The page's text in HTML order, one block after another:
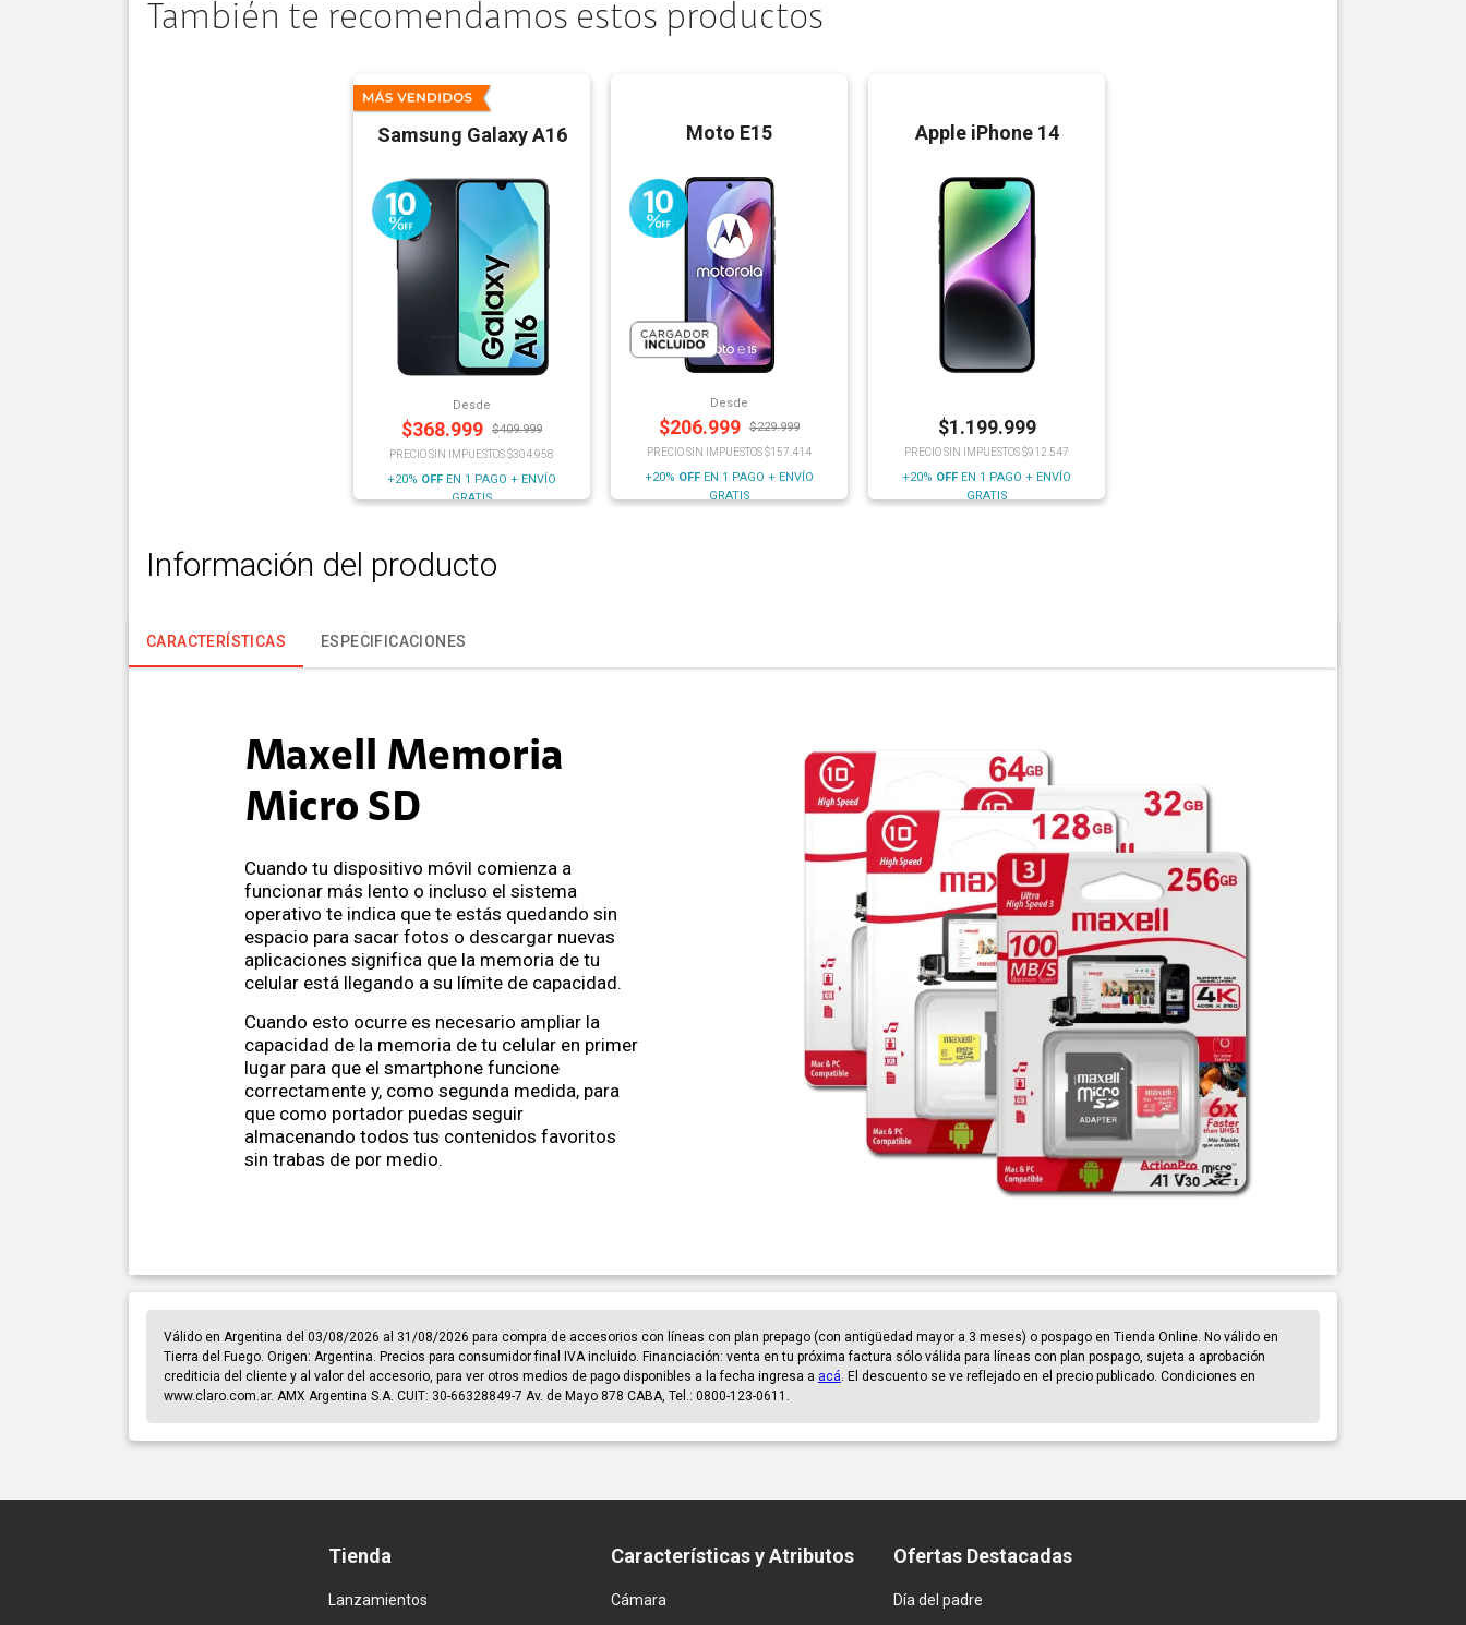
También te recomendamos estos productos
Samsung Galaxy A16
Desde
$368.999 $409.999
PRECIO SIN IMPUESTOS $304.958
+20% OFF EN 1 PAGO + ENVÍO
GRATIS
Moto E15
Desde
$206.999 $229.999
PRECIO SIN IMPUESTOS $157.414
+20% OFF EN 1 PAGO + ENVÍO
GRATIS
Apple iPhone 14
$1.199.999
PRECIO SIN IMPUESTOS $912.547
+20% OFF EN 1 PAGO + ENVÍO
GRATIS
Información del producto
CARACTERÍSTICAS ESPECIFICACIONES
Maxell Memoria
Micro SD
Cuando tu dispositivo móvil comienza a
funcionar más lento o incluso el sistema
operativo te indica que te estás quedando sin
espacio para sacar fotos o descargar nuevas
aplicaciones significa que la memoria de tu
celular está llegando a su límite de capacidad.
Cuando esto ocurre es necesario ampliar la
capacidad de la memoria de tu celular en primer
lugar para que el smartphone funcione
correctamente y, como segunda medida, para
que como portador puedas seguir
almacenando todos tus contenidos favoritos
sin trabas de por medio.
Válido en Argentina del 03/08/2026 al 31/08/2026 para compra de accesorios con líneas con plan prepago (con antigüedad mayor a 3 meses) o pospago en Tienda Online. No válido en
Tierra del Fuego. Origen: Argentina. Precios para consumidor final IVA incluido. Financiación: venta en tu próxima factura sólo válida para líneas con plan pospago, sujeta a aprobación
crediticia del cliente y al valor del accesorio, para ver otros medios de pago disponibles a la fecha ingresa a acá. El descuento se ve reflejado en el precio publicado. Condiciones en
www.claro.com.ar. AMX Argentina S.A. CUIT: 30-66328849-7 Av. de Mayo 878 CABA, Tel.: 0800-123-0611.
Tienda
Lanzamientos
Características y Atributos
Cámara
Ofertas Destacadas
Día del padre